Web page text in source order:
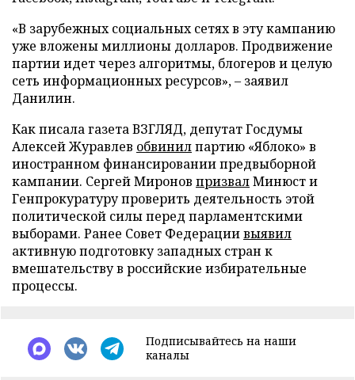
«В зарубежных социальных сетях в эту кампанию
уже вложены миллионы долларов. Продвижение
партии идет через алгоритмы, блогеров и целую
сеть информационных ресурсов», – заявил
Данилин.
Как писала газета ВЗГЛЯД, депутат Госдумы
Алексей Журавлев обвинилпартию «Яблоко» в
иностранном финансировании предвыборной
кампании. Сергей Миронов призвалМинюст и
Генпрокуратуру проверить деятельность этой
политической силы перед парламентскими
выборами. Ранее Совет Федерациивыявил
активную подготовку западных стран к
вмешательству в российские избирательные
процессы.
Подписывайтесь на наши
каналы